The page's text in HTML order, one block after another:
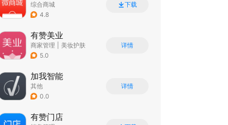
综合商城
4.8
下载
有赞美业
商家管理
美妆护肤
5.0
详情
加我智能
其他
0.0
详情
有赞门店